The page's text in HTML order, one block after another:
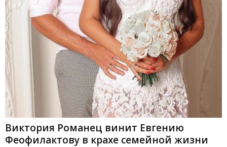
Виктория Романец винит Евгению
Феофилактову в крахе семейной жизни